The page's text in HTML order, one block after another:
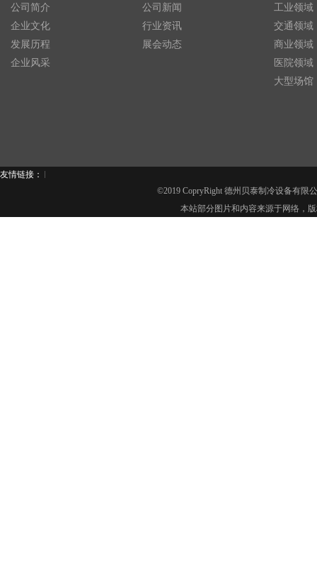
公司简介
企业文化
发展历程
企业风采
公司新闻
行业资讯
展会动态
工业领域
交通领域
商业领域
医院领域
大型场馆
友情链接：
©2019 CopryRight 德州贝泰制冷设备有限
本站部分图片和内容来源于网络，